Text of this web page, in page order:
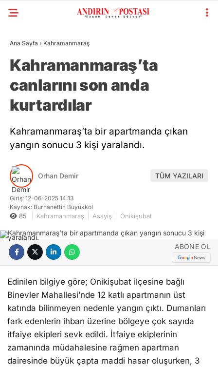
Ana Sayfa › Kahramanmaraş
Kahramanmaraş’ta
canlarını son anda
kurtardılar
Kahramanmaraş’ta bir apartmanda çıkan
yangın sonucu 3 kişi yaralandı.
Orhan Demir TÜM YAZILARI
Giriş: 12-06-2025 14:13
Kaynak: Burhanettin Büyükkol
85 Kahramanmaraş Asayiş Onikişubat
ABONE OL
Edinilen bilgiye göre; Onikişubat ilçesine bağlı
Binevler Mahallesi’nde 12 katlı apartmanın üst
katında bilinmeyen nedenle yangın çıktı. Dumanları
fark edenlerin ihbarı üzerine bölgeye çok sayıda
itfaiye ekipleri sevk edildi. İtfaiye ekiplerinin
zamanında müdahalesine rağmen apartman
dairesinde büyük çapta maddi hasar oluşurken, 3